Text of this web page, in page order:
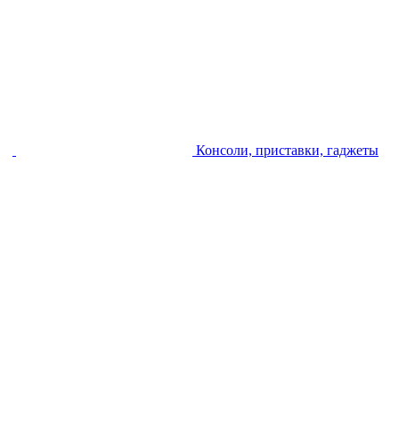
Консоли, приставки, гаджеты